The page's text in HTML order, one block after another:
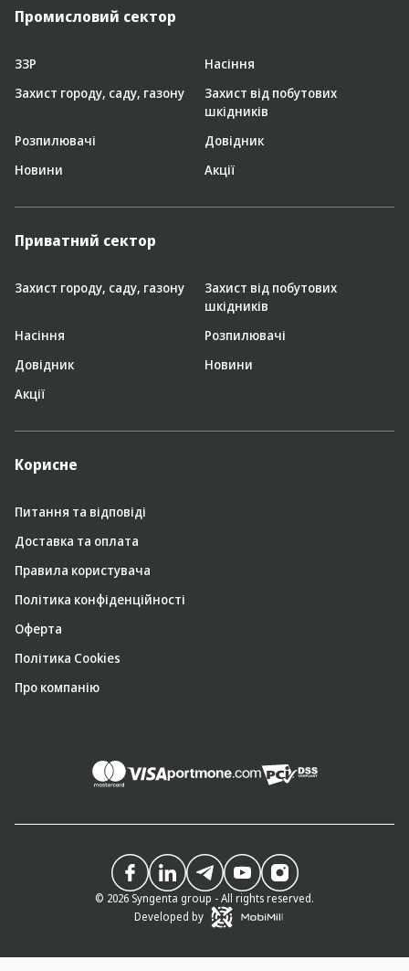
Промисловий сектор
ЗЗР
Насіння
Захист городу, саду, газону
Захист від побутових
шкідників
Розпилювачі
Довідник
Новини
Акції
Приватний сектор
Захист городу, саду, газону
Захист від побутових
шкідників
Насіння
Розпилювачі
Довідник
Новини
Акції
Корисне
Питання та відповіді
Доставка та оплата
Правила користувача
Політика конфіденційності
Оферта
Політика Cookies
Про компанію
© 2026 Syngenta group - All rights reserved.
Developed by